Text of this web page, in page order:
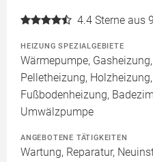
4.4 Sterne aus
HEIZUNG SPEZIALGEBIETE
Wärmepumpe,
Pelletheizung,
Fußbodenheizung,
Umwälzpumpe
ANGEBOTENE TÄTIGKEITEN
Wartung, Reparatur,